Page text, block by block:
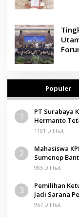
Populer
1
PT Surabaya
Hermanto
Pamolokan
1181 Dilihat
2
Mahasiswa
Sumenep
985 Dilihat
3
Pemilihan
Jadi Sarana
967 Dilihat